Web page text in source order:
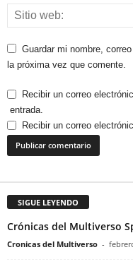
Guardar mi nombre,
la próxima vez que comente.
Recibir un correo
entrada.
Recibir un correo
SIGUE LEYENDO
Crónicas del Multiverso
Cronicas del Multiverso -